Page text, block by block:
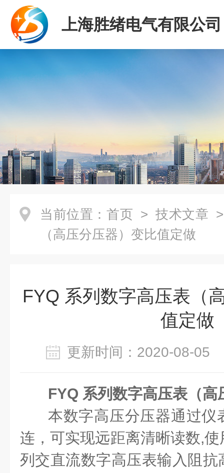
上海胜绪电气有限公司
当前位置： 首页 > 技术文章
（高压分压器）变比值定做
FYQ 系列数字高压表（
值定做
更新时间：2020-08-
FYQ 系列数字高压表（高
本数字高压分压器通过仪
连，可实现远距离清晰读数,
列交直流数字高压表输入阻